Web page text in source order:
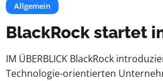
Allgemein
BlackRock startet
IM ÜBERBLICK BlackRock
Technologie-orientierten